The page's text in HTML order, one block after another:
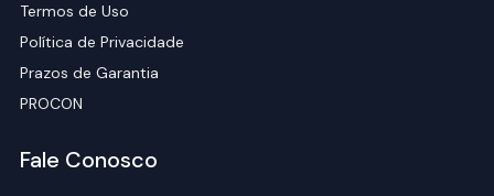
Termos de Uso
Política de Privacidade
Prazos de Garantia
PROCON
Fale Conosco